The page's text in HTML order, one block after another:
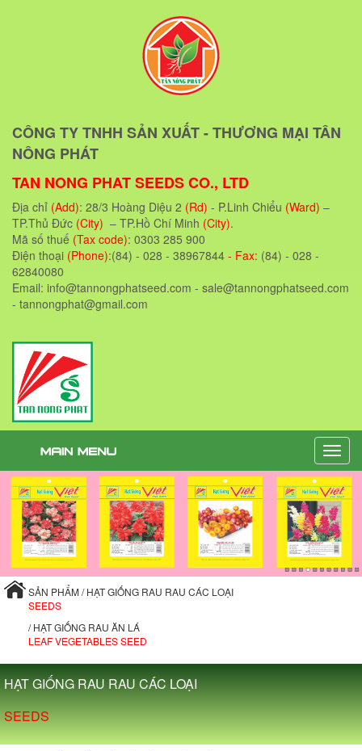
CÔNG TY TNHH SẢN XUẤT - THƯƠNG MẠI TÂN
NÔNG PHÁT
TAN NONG PHAT SEEDS CO., LTD
Địa chỉ (Add): 28/3 Hoàng Diệu 2 (Rd) - P.Linh Chiểu (Ward) –
TP.Thủ Đức (City) – TP.Hồ Chí Minh (City).
Mã số thuế (Tax code): 0303 285 900
Điện thoại (Phone):(84) - 028 - 38967844 - Fax: (84) - 028 -
62840080
Email: info@tannongphatseed.com - sale@tannongphatseed.com
- tannongphat@gmail.com
Toggle
SẢN PHẨM / HẠT GIỐNG RAU RAU CÁC LOẠI
SEEDS
/ HẠT GIỐNG RAU ĂN LÁ
LEAF VEGETABLES SEED
HẠT GIỐNG RAU RAU CÁC LOẠI
SEEDS